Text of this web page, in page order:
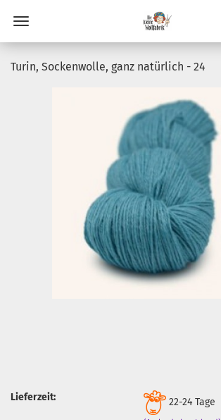
Turin, Sockenwolle, ganz natürlich - 24
Lieferzeit: 22-24 Tage